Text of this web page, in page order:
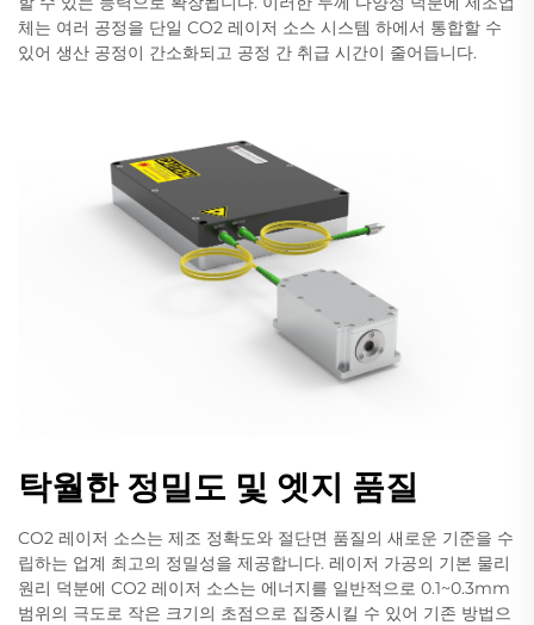
체는 여러 공정을 단일 CO2 레이저 소스 시스템 하에서 통합할 수
있어 생산 공정이 간소화되고 공정 간 취급 시간이 줄어듭니다.
탁월한 정밀도 및 엣지 품질
CO2 레이저 소스는 제조 정확도와 절단면 품질의 새로운 기준을 수
립하는 업계 최고의 정밀성을 제공합니다. 레이저 가공의 기본 물리
원리 덕분에 CO2 레이저 소스는 에너지를 일반적으로 0.1~0.3mm
범위의 극도로 작은 크기의 초점으로 집중시킬 수 있어 기존 방법으